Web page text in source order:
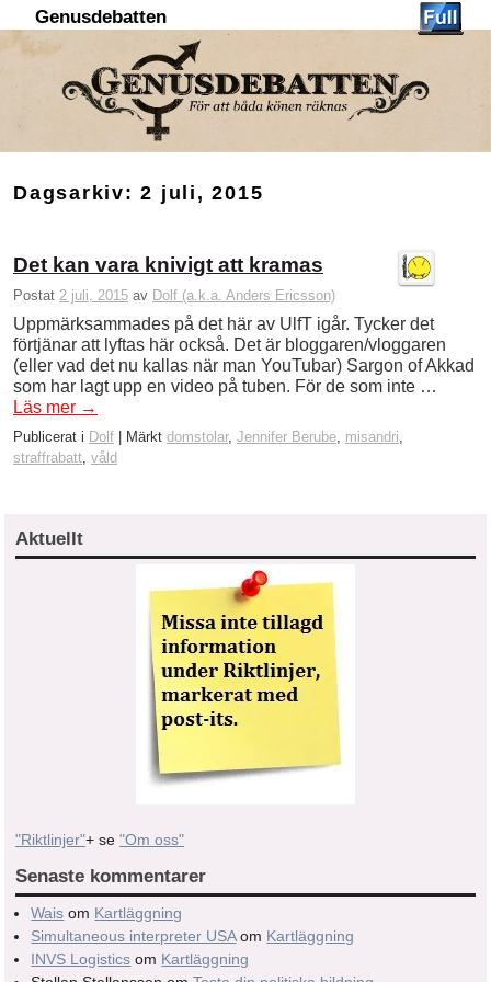
Genusdebatten
Dagsarkiv:2 juli, 2015
Det kan vara knivigt att kramas
Postat 2 juli, 2015 av Dolf (a.k.a. Anders Ericsson)
Uppmärksammades på det här av UlfT igår. Tycker det
förtjänar att lyftas här också. Det är bloggaren/vloggaren
(eller vad det nu kallas när man YouTubar) Sargon of Akkad
som har lagt upp en video på tuben. För de som inte …
Läs mer →
Publicerat i Dolf Märkt domstolar, Jennifer Berube, misandri,
straffrabatt, våld
Aktuellt
"Riktlinjer"+ se "Om oss"
Senaste kommentarer
Wais om Kartläggning
Simultaneous interpreter USAom Kartläggning
INVS Logistics om Kartläggning